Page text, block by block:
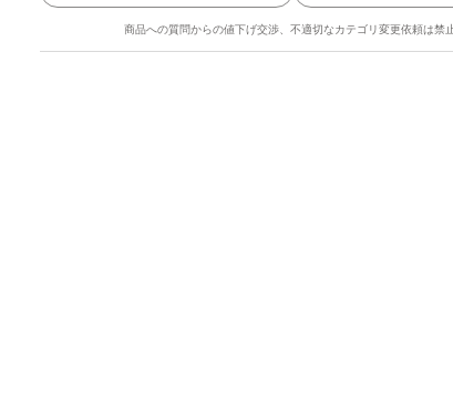
て
バッジを付与しています
た安心・安全なユーザーです
商品への質問からの値下げ交渉、不適切なカテゴリ変更依頼は禁
します
！
！